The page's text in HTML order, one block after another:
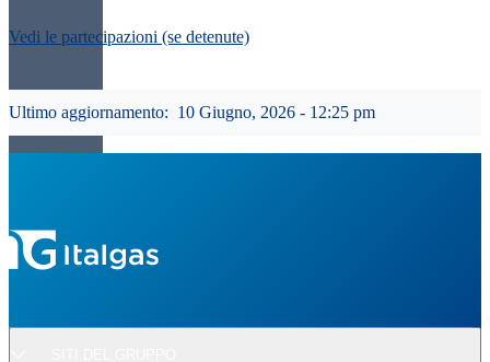
Vedi le partecipazioni (se detenute)
Ultimo aggiornamento: 10 Giugno, 2026 - 12:25 pm